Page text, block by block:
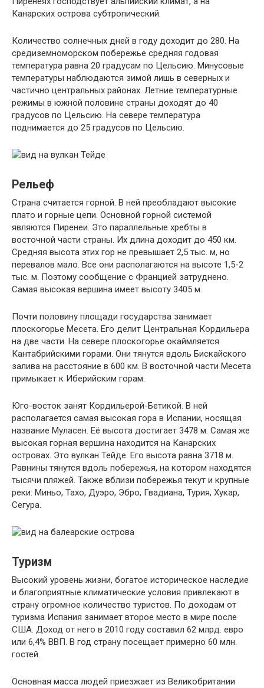
Канарских острова субтропический.
Количество солнечных дней в году доходит до 280. На
средиземноморском побережье средняя годовая
температура равна 20 градусам по Цельсию. Минусовые
температуры наблюдаются зимой лишь в северных и
частично центральных районах. Летние температурные
режимы в южной половине страны доходят до 40
градусов по Цельсию. На севере температура
поднимается до 25 градусов по Цельсию.
Рельеф
Страна считается горной. В ней преобладают высокие
плато и горные цепи. Основной горной системой
являются Пиренеи. Это параллельные хребты в
восточной части страны. Их длина доходит до 450 км.
Средняя высота этих гор не превышает 2,5 тыс. м, но
перевалов мало. Все они располагаются на высоте 1,5-2
тыс. м. Поэтому сообщение с Францией затруднено.
Самая высокая вершина имеет высоту 3405 м.
Почти половину площади государства занимает
плоскогорье Месета. Его делит Центральная Кордильера
на две части. На севере плоскогорье окаймляется
Кантабрийскими горами. Они тянутся вдоль Бискайского
залива на расстояние в 600 км. В восточной части Месета
примыкает к Иберийским горам.
Юго-восток занят Кордильерой-Бетикой. В ней
располагается самая высокая гора в Испании, носящая
название Муласен. Её высота достигает 3478 м. Самая же
высокая горная вершина находится на Канарских
островах. Это вулкан Тейде. Его высота равна 3718 м.
Равнины тянутся вдоль побережья, на котором находятся
тысячи пляжей. Также вблизи побережья текут и крупные
реки: Миньо, Тахо, Дуэро, Эбро, Гвадиана, Турия, Хукар,
Сегура.
Туризм
Высокий уровень жизни, богатое историческое наследие
и благоприятные климатические условия привлекают в
страну огромное количество туристов. По доходам от
туризма Испания занимает второе место в мире после
США. Доход от него в 2010 году составил 62 млрд. евро
или 6,4% ВВП. В год страну посещает примерно 60 млн.
гостей.
Основная масса людей приезжает из Великобритании